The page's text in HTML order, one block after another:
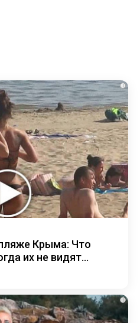
i
Крыма: Что
их не видят...
i